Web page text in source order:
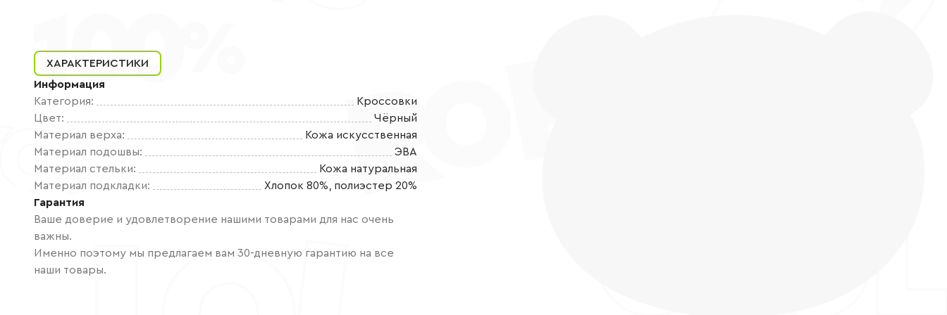
ХАРАКТЕРИСТИКИ
Информация
Категория:
Кроссовки
Цвет:
Чёрный
Материал верха:
Кожа искусственная
Материал подошвы:
ЭВА
Материал стельки:
Кожа натуральная
Материал подкладки:
Хлопок 80%, полиэстер 20%
Гарантия
Ваше доверие и удовлетворение нашими товарами для нас очень
важны.
Именно поэтому мы предлагаем вам 30-дневную гарантию на все
наши товары.